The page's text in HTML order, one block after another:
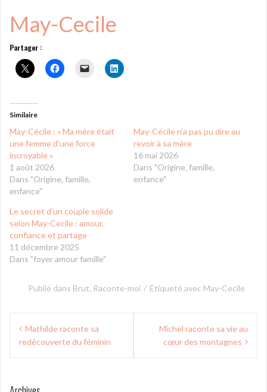
May-Cecile
Partager :
Similaire
May-Cécile : « Ma mère était
une femme d’une force
incroyable »
1 août 2026
Dans "Origine, famille,
enfance"
May-Cécile n’a pas pu dire au
revoir à sa mère
16 mai 2026
Dans "Origine, famille,
enfance"
Le secret d’un couple solide
selon May-Cecile : amour,
confiance et partage
11 décembre 2025
Dans "foyer amour famille"
Publié dans Brut, Raconte-moi Étiqueté avec May-Cecile
Navigation
deMathilde raconte sa
redécouverte du féminin
Michel raconte sa vie au
cœur des montagnes